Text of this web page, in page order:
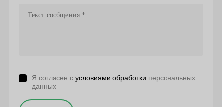
Я согласен с условиями обработки персональных
данных